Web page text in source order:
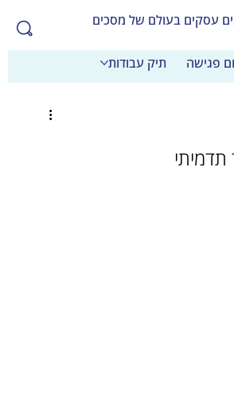
עסקים בעולם של מסכים
פגישה תיק עבודות
תדמיתי